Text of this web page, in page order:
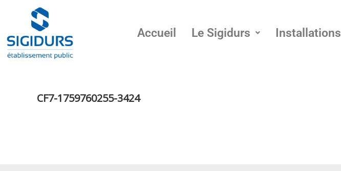
Accueil Le Sigidurs Installations
CF7-1759760255-3424